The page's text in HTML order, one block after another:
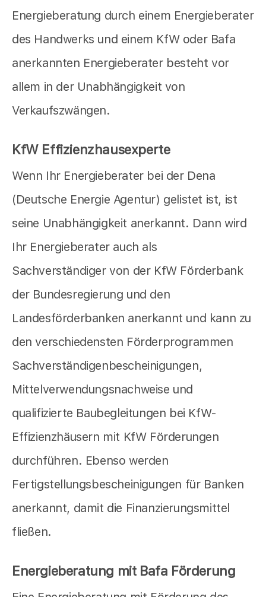
Energieberatung durch einem Energieberater
des Handwerks und einem KfW oder Bafa
anerkannten Energieberater besteht vor
allem in der Unabhängigkeit von
Verkaufszwängen.
KfW Effizienzhausexperte
Wenn Ihr Energieberater bei der Dena
(Deutsche Energie Agentur) gelistet ist, ist
seine Unabhängigkeit anerkannt. Dann wird
Ihr Energieberater auch als
Sachverständiger von der KfW Förderbank
der Bundesregierung und den
Landesförderbanken anerkannt und kann zu
den verschiedensten Förderprogrammen
Sachverständigenbescheinigungen,
Mittelverwendungsnachweise und
qualifizierte Baubegleitungen bei KfW-
Effizienzhäusern mit KfW Förderungen
durchführen. Ebenso werden
Fertigstellungsbescheinigungen für Banken
anerkannt, damit die Finanzierungsmittel
fließen.
Energieberatung mit Bafa Förderung